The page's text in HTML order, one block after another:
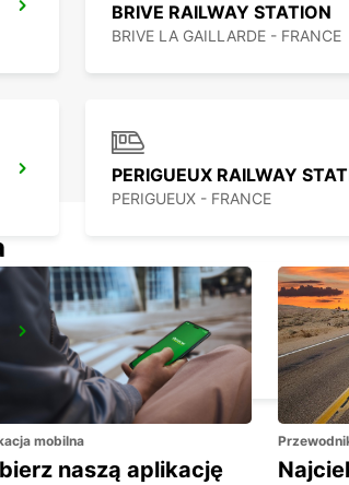
BRIVE RAILWAY STATION
BRIVE LA GAILLARDE - FRANCE
PERIGUEUX RAILWAY
PERIGUEUX - FRANCE
FIGEAC
FIGEAC - FRANCE
mobilna
naszą aplikację